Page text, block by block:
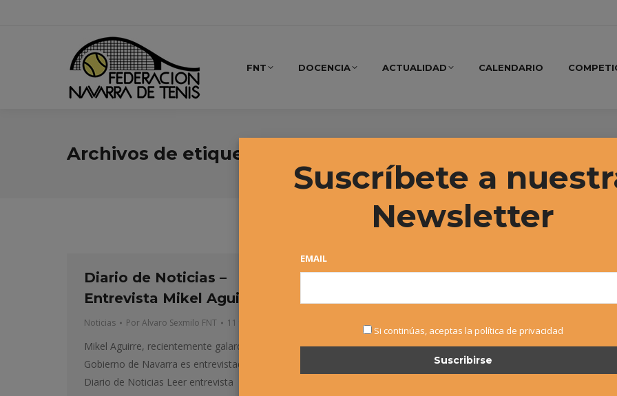
FNT DOCENCIA ACTUALIDAD CALENDARIO
Archivos de etiqueta:
Diario de Noticias –
Entrevista Mikel Aguirre
Noticias PorAlvaro Sexmilo FNT 11 febrero, 2015
Mikel Aguirre, recientemente galardonado por el
Gobierno de Navarra es entrevistado por el
Diario de Noticias Leer entrevista
Suscríbete a
Newsletter
EMAIL
Si continúas, aceptas la política de privacidad